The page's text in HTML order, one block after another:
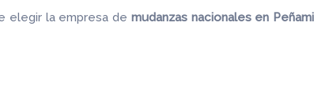
elegir la empresa de mudanzas nacionales en